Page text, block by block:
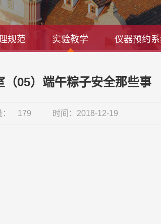
规范 实验教学 仪器预约
（05）端午粽子安全那些事
179 时间：2018-12-19